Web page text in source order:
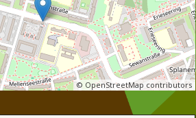
© OpenStreetMap contributors